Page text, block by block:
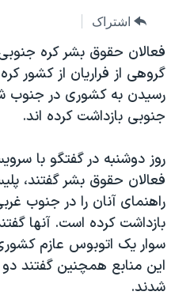
اصلی
جهش
به
جستجو
جهان
گزیده‌ها
ویژه برنامه‌ها
ویدیوها
فرهنگ و زندگی
حقوق شهروندی
اقتصادی
علم و فناوری
اسرائیل در جنگ
صفحه‌های ویژه
عملیات خشم حماسی
۲۵۰سالگی آمریکا
بایگانی برنامه‌های تلویزیونی
مستندها
انتخابات ریاست جمهوری آمریکا
حمله جمهوری اسلامی به
رمز مهسا
ورزش زنان در ایران
فرکانس‌های صدای آمریکا
پخش رادیویی
یادگیری زبان انگلیسی
دنبال کنید
زبانهای مختلف
اشتراک
فعالان حقوق بشر کره
گروهی از فراريان از کشور
رسیدن به کشوری در جنوب
جنوبی بازداشت کرده اند.
روز دوشنبه در گفتگو با
راهنمای آنان را در جنوب
بازداشت کرده است. آنها
سوار يک اتوبوس عازم
این منابع همچنین گفتند دو
شدند.